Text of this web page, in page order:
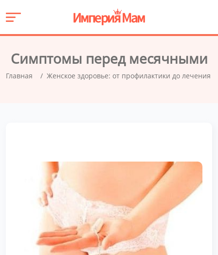
Симптомы перед месячными
Главная Женское здоровье: от профилактики до лечения